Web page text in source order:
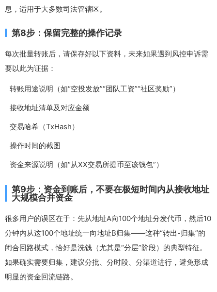
息，适用于大多数司法管辖区。
第8步：保留完整的操作记录
每次批量转账后，请保存好以下资料，未来如果遇到风控申诉需
要以此为证据：
转账用途说明（如“空投发放”“团队工资”“社区奖励”）
接收地址清单及对应金额
交易哈希（TxHash）
操作时间的截图
资金来源说明（如“从XX交易所提币至该钱包”）
第9步：资金到账后，不要在极短时间内从接收地址
大规模合并资金
很多用户的误区在于：先从地址A向100个地址分发代币，然后10
分钟内从这100个地址统一向地址B归集——这种“转出-归集”的
闭合回路模式，恰好是洗钱（尤其是“分层”阶段）的典型特征。
如果确实需要归集，建议分批、分时段、分渠道进行，避免形成
明显的资金回流链路。